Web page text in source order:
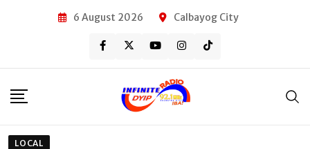
6 August 2026 Calbayog City
LOCAL